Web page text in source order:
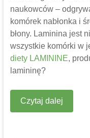
naukowców –
komórek nabłonka i
błony. Laminina jest
wszystkie komórki w
diety LAMININE,
lamininę?
Czytaj dalej